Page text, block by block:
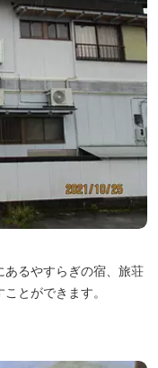
るやすらぎの宿、旅荘
とができます。